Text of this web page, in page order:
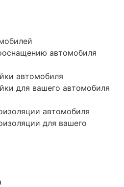
автомобиля
автомобиля
для вашего автомобиля
автомобиля
для вашего